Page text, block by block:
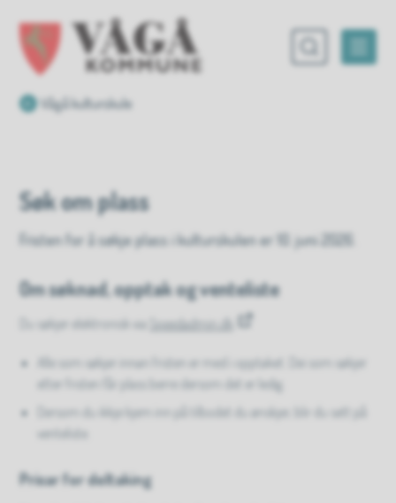
Du er her:Vågå kulturskule
Søk om plass
Fristen for å søkje plass i kulturskulen er 10. juni 2026.
Om søknad, opptak og venteliste
Du søkjer elektronisk via Speedadmin.dk
Alle som søkjer innan fristen er med i opptaket. Dei som søkjer
etter fristen får plass berre dersom det er ledig.
Dersom du ikkje kjem inn på tilbodet du ønskjer, blir du sett på
venteliste.
Prisar for deltaking